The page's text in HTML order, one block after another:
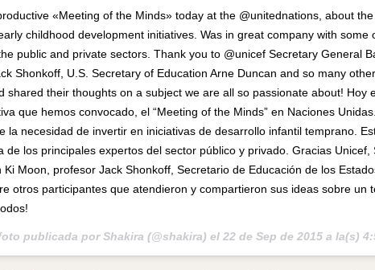
«Meeting of the Minds» today at the @unitednations, about
childhood development initiatives. Was in great company with some
public and private sectors. Thank you to @unicef Secretary General
Shonkoff, U.S. Secretary of Education Arne Duncan and so many
shared their thoughts on a subject we are all so passionate about! Hoy
que hemos convocado, el “Meeting of the Minds” en Naciones
la necesidad de invertir en iniciativas de desarrollo infantil temprano.
de los principales expertos del sector público y privado. Gracias Unicef,
Ki Moon, profesor Jack Shonkoff, Secretario de Educación de los
otros participantes que atendieron y compartieron sus ideas sobre un
publicada por Shakira (@shakira) el 22 de Sep de 2015 a la(s)